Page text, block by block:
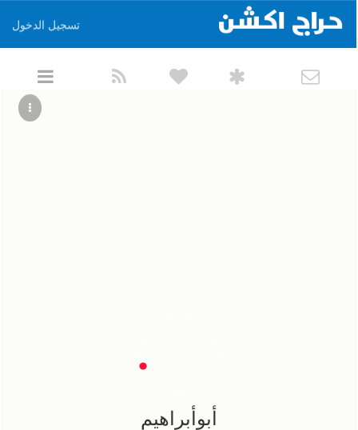
تسجيل الدخول
أبوأبراهيم